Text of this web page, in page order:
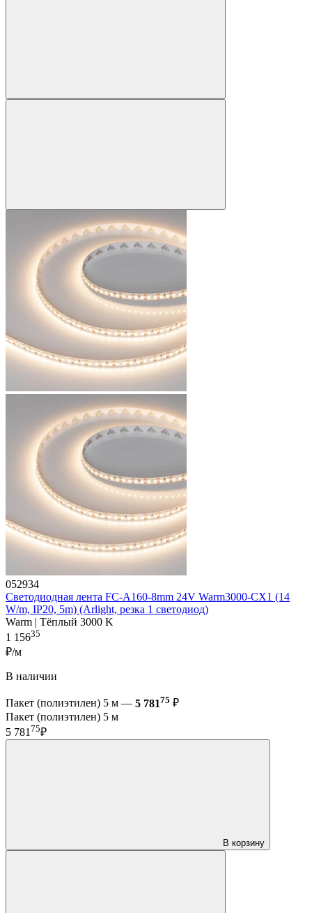
052934
Светодиодная лента FC-A160-8mm 24V Warm3000-CX1 (14
W/m, IP20, 5m) (Arlight, резка 1 светодиод)
Warm | Тёплый 3000 K
1 15635
₽/м
В наличии
Пакет (полиэтилен) 5 м — 5 78175 ₽
Пакет (полиэтилен) 5 м
5 781 75₽
В корзину